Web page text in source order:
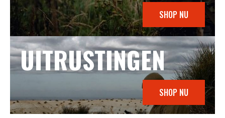
SHOP NU
UITRUSTINGEN
SHOP NU